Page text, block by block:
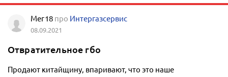
Мег18 про Интергазсервис
08.09.2021
Отвратительное гбо
Продают китайщину, впаривают, что это наше